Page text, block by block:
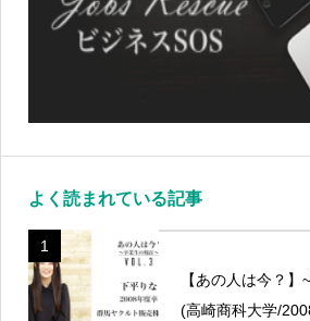
よく読まれている記事
1
【あの人は今？
(高崎商科大学/